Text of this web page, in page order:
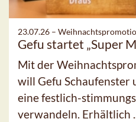
23.07.26 –
Gefu startet „Super
Mit der
will Gefu Schaufenster
eine festlich-
verwandeln. Erhältlich